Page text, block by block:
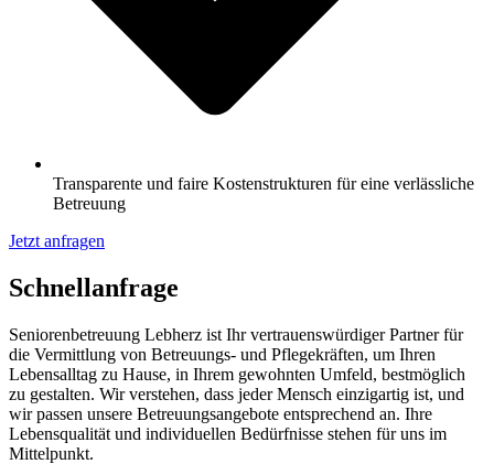
Transparente und faire Kostenstrukturen für eine verlässliche
Betreuung
Jetzt anfragen
Schnell­anfrage
Seniorenbetreuung Lebherz ist Ihr vertrauenswürdiger Partner für
die Vermittlung von Betreuungs- und Pflegekräften, um Ihren
Lebensalltag zu Hause, in Ihrem gewohnten Umfeld, bestmöglich
zu gestalten. Wir verstehen, dass jeder Mensch einzigartig ist, und
wir passen unsere Betreuungsangebote entsprechend an. Ihre
Lebensqualität und individuellen Bedürfnisse stehen für uns im
Mittelpunkt.